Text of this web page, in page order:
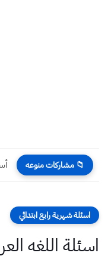
📁 مشاركات منوعه
اسئلة شهرية رابع ابتدائي
اسئلة اللغه